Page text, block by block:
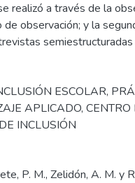
realizó a través de la
observación; y la
ESCOLAR,
APLICADO,
INCLUSIÓN
P. M., Zelidón, A. M. y